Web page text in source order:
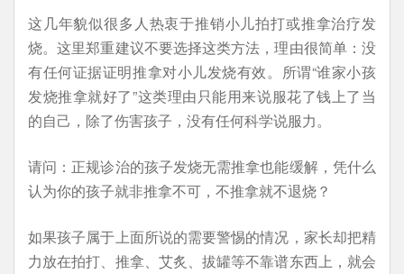
这几年貌似很多人热衷于推销小儿拍打或推拿治疗发
烧。这里郑重建议不要选择这类方法，理由很简单：没
有任何证据证明推拿对小儿发烧有效。所谓“谁家小孩
发烧推拿就好了”这类理由只能用来说服花了钱上了当
的自己，除了伤害孩子，没有任何科学说服力。
请问：正规诊治的孩子发烧无需推拿也能缓解，凭什么
认为你的孩子就非推拿不可，不推拿就不退烧？
如果孩子属于上面所说的需要警惕的情况，家长却把精
力放在拍打、推拿、艾炙、拔罐等不靠谱东西上，就会